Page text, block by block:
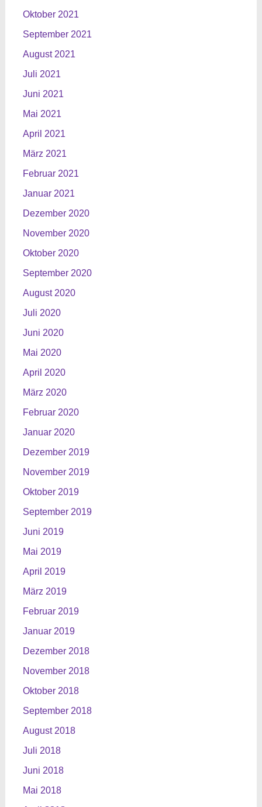
Oktober 2021
September 2021
August 2021
Juli 2021
Juni 2021
Mai 2021
April 2021
März 2021
Februar 2021
Januar 2021
Dezember 2020
November 2020
Oktober 2020
September 2020
August 2020
Juli 2020
Juni 2020
Mai 2020
April 2020
März 2020
Februar 2020
Januar 2020
Dezember 2019
November 2019
Oktober 2019
September 2019
Juni 2019
Mai 2019
April 2019
März 2019
Februar 2019
Januar 2019
Dezember 2018
November 2018
Oktober 2018
September 2018
August 2018
Juli 2018
Juni 2018
Mai 2018